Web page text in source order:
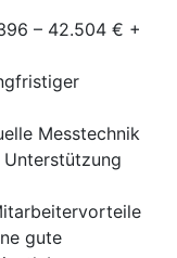
– 42.504 € +
Messtechnik
gute